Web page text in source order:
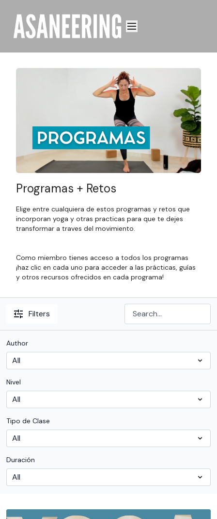
Programas + Retos
Elige entre cualquiera de estos programas y retos que
incorporan yoga y otras practicas para que te dejes
transformar a traves del movimiento.
Como miembro tienes acceso a todos los programas
¡haz clic en cada uno para acceder a las prácticas, guías
y otros recursos ofrecidos en cada programa!
Filters
Author
Nivel
Tipo de Clase
Duración